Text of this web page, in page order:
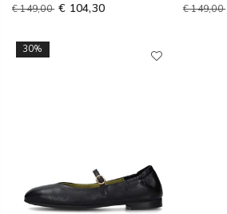
€ 149,00 € 104,30 € 149,00
30%